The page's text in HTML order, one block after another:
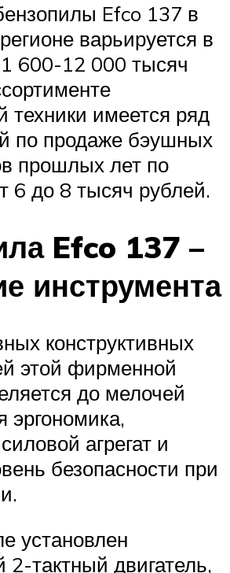
Efco 137 в
варьируется в
600-12 000 тысяч
техники имеется ряд
по продаже бэушных
прошлых лет по
6 до 8 тысяч рублей.
Efco 137 –
инструмента
конструктивных
этой фирменной
до мелочей
эргономика,
агрегат и
безопасности при
установлен
2-тактный двигатель,